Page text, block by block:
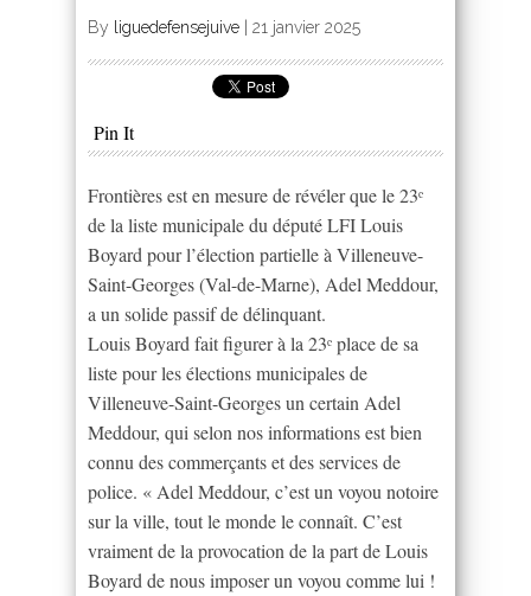
By liguedefensejuive 21 janvier 2025
Pin It
Frontières est en mesure de révéler que le 23ᵉ
de la liste municipale du député LFI Louis
Boyard pour l’élection partielle à Villeneuve-
Saint-Georges (Val-de-Marne), Adel Meddour,
a un solide passif de délinquant.
Louis Boyard fait figurer à la 23ᵉ place de sa
liste pour les élections municipales de
Villeneuve-Saint-Georges un certain Adel
Meddour, qui selon nos informations est bien
connu des commerçants et des services de
police. « Adel Meddour, c’est un voyou notoire
sur la ville, tout le monde le connaît. C’est
vraiment de la provocation de la part de Louis
Boyard de nous imposer un voyou comme lui !